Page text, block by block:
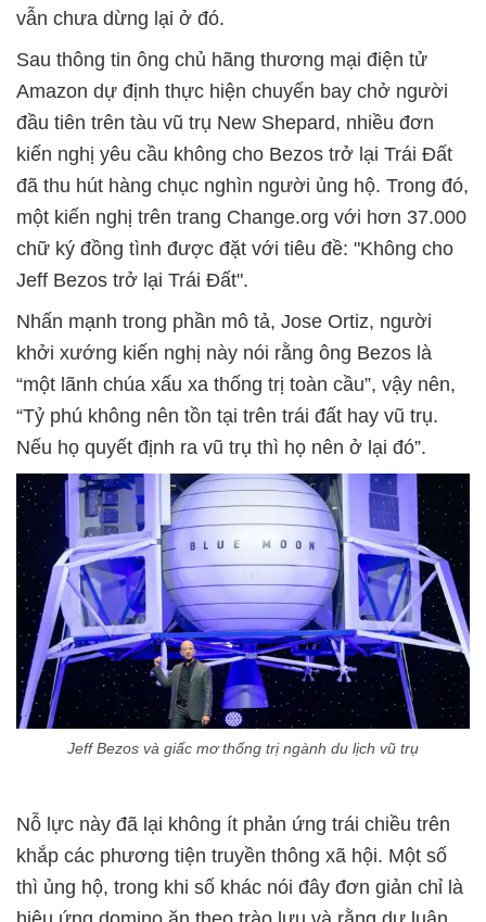
vẫn chưa dừng lại ở đó.
Sau thông tin ông chủ hãng thương mại điện tử
Amazon dự định thực hiện chuyến bay chở người
đầu tiên trên tàu vũ trụ New Shepard, nhiều đơn
kiến nghị yêu cầu không cho Bezos trở lại Trái Đất
đã thu hút hàng chục nghìn người ủng hộ. Trong đó,
một kiến nghị trên trang Change.org với hơn 37.000
chữ ký đồng tình được đặt với tiêu đề: "Không cho
Jeff Bezos trở lại Trái Đất".
Nhấn mạnh trong phần mô tả, Jose Ortiz, người
khởi xướng kiến nghị này nói rằng ông Bezos là
“một lãnh chúa xấu xa thống trị toàn cầu”, vậy nên,
“Tỷ phú không nên tồn tại trên trái đất hay vũ trụ.
Nếu họ quyết định ra vũ trụ thì họ nên ở lại đó”.
Jeff Bezos và giấc mơ thống trị ngành du lịch vũ trụ
Nỗ lực này đã lại không ít phản ứng trái chiều trên
khắp các phương tiện truyền thông xã hội. Một số
thì ủng hộ, trong khi số khác nói đây đơn giản chỉ là